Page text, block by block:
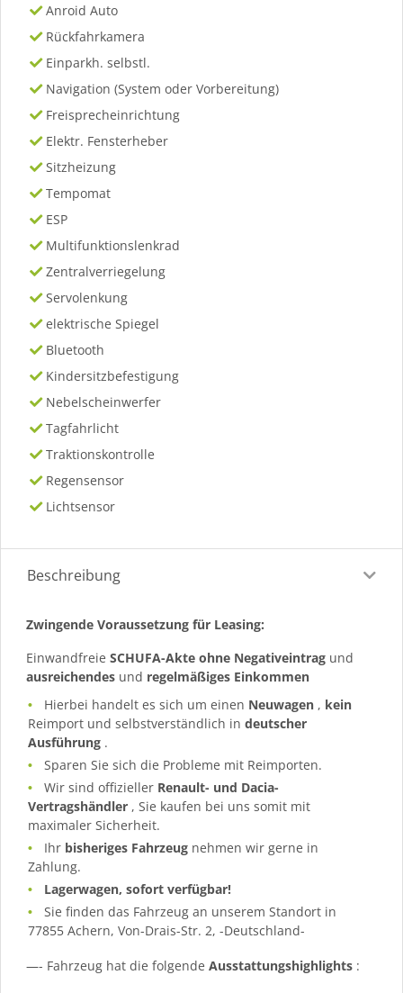
Anroid Auto
Rückfahrkamera
Einparkh. selbstl.
Navigation (System oder Vorbereitung)
Freisprecheinrichtung
Elektr. Fensterheber
Sitzheizung
Tempomat
ESP
Multifunktionslenkrad
Zentralverriegelung
Servolenkung
elektrische Spiegel
Bluetooth
Kindersitzbefestigung
Nebelscheinwerfer
Tagfahrlicht
Traktionskontrolle
Regensensor
Lichtsensor
Beschreibung
Zwingende Voraussetzung für Leasing:
Einwandfreie SCHUFA-Akte ohne Negativeintrag und
ausreichendes und regelmäßiges Einkommen
Hierbei handelt es sich um einen Neuwagen , kein
Reimport und selbstverständlich in deutscher
Ausführung .
Sparen Sie sich die Probleme mit Reimporten.
Wir sind offizieller Renault- und Dacia-
Vertragshändler , Sie kaufen bei uns somit mit
maximaler Sicherheit.
Ihr bisheriges Fahrzeug nehmen wir gerne in
Zahlung.
Lagerwagen, sofort verfügbar!
Sie finden das Fahrzeug an unserem Standort in
77855 Achern, Von-Drais-Str. 2, -Deutschland-
—- Fahrzeug hat die folgende Ausstattungshighlights :